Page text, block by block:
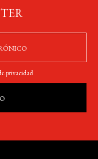
privacidad